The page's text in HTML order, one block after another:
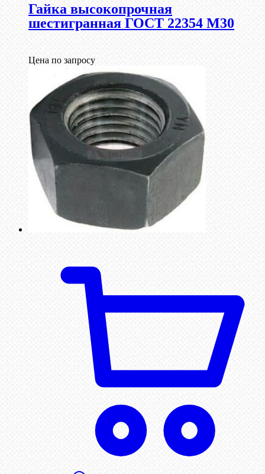
Гайка высокопрочная
шестигранная ГОСТ 22354 М30
Цена по запросу